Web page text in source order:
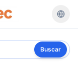
Buscar